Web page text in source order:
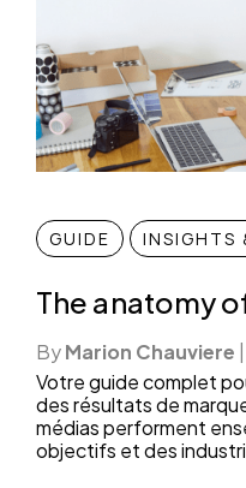
GUIDE INSIGHTS
The anatomy
ByMarion Chauviere |
Votre guide complet
des résultats de
médias performent
objectifs et des